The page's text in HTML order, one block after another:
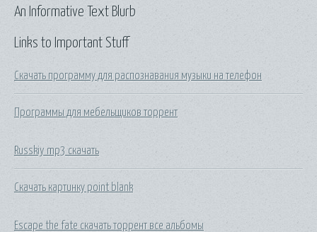
Links to Important Stuff
Скачать программу для распознавания музыки на телефон
Программы для мебельщиков торрент
Russkiy mp3 скачать
Скачать картинку point blank
Escape the fate скачать торрент все альбомы
An Informative Text Blurb